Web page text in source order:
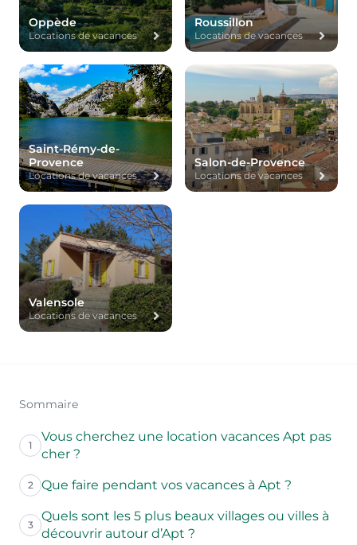
Oppède
Locations de vacances
Roussillon
Locations de vacances
Saint-Rémy-de-
Provence
Locations de vacances
Salon-de-Provence
Locations de vacances
Valensole
Locations de vacances
Sommaire
1
Vous cherchez une location vacances Apt pas
cher ?
2 Que faire pendant vos vacances à Apt ?
3
Quels sont les 5 plus beaux villages ou villes à
découvrir autour d’Apt ?